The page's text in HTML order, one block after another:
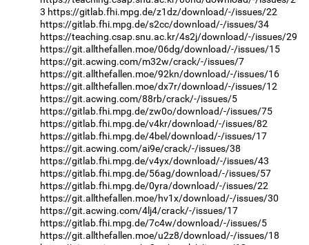
3 https://gitlab.fhi.mpg.de/z1dz/download/-/issues/22
https://gitlab.fhi.mpg.de/s2cc/download/-/issues/34
https://teaching.csap.snu.ac.kr/4s2j/download/-/issues/29
https://git.allthefallen.moe/06dg/download/-/issues/15
https://git.acwing.com/m32w/crack/-/issues/7
https://git.allthefallen.moe/92kn/download/-/issues/16
https://git.allthefallen.moe/dx7r/download/-/issues/12
https://git.acwing.com/88rb/crack/-/issues/5
https://gitlab.fhi.mpg.de/zw0o/download/-/issues/75
https://gitlab.fhi.mpg.de/v4kr/download/-/issues/82
https://gitlab.fhi.mpg.de/4bel/download/-/issues/17
https://git.acwing.com/ai9e/crack/-/issues/38
https://gitlab.fhi.mpg.de/v4yx/download/-/issues/43
https://gitlab.fhi.mpg.de/56ag/download/-/issues/57
https://gitlab.fhi.mpg.de/0yra/download/-/issues/22
https://git.allthefallen.moe/hv1x/download/-/issues/30
https://git.acwing.com/4lj4/crack/-/issues/17
https://gitlab.fhi.mpg.de/7c4w/download/-/issues/5
https://git.allthefallen.moe/u2z8/download/-/issues/18